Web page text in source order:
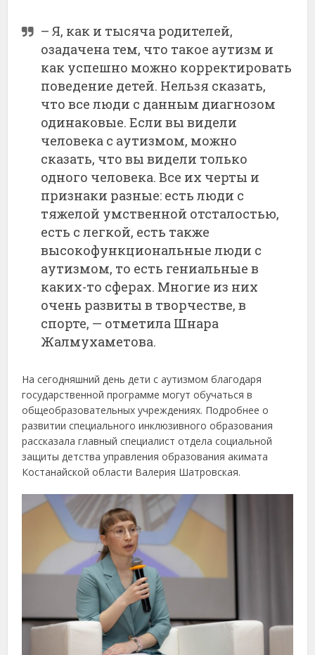
– Я, как и тысяча родителей,
озадачена тем, что такое аутизм и
как успешно можно корректировать
поведение детей. Нельзя сказать,
что все люди с данным диагнозом
одинаковые. Если вы видели
человека с аутизмом, можно
сказать, что вы видели только
одного человека. Все их черты и
признаки разные: есть люди с
тяжелой умственной отсталостью,
есть с легкой, есть также
высокофункциональные люди с
аутизмом, то есть гениальные в
каких-то сферах. Многие из них
очень развиты в творчестве, в
спорте, — отметила Шнара
Жалмухаметова.
На сегодняшний день дети с аутизмом благодаря
государственной программе могут обучаться в
общеобразовательных учреждениях. Подробнее о
развитии специального инклюзивного образования
рассказала главный специалист отдела социальной
защиты детства управления образования акимата
Костанайской области Валерия Шатровская.